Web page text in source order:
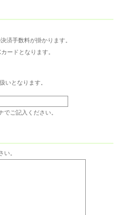
済手数料が掛かります。
ードとなります。
いとなります。
ご記入ください。
。